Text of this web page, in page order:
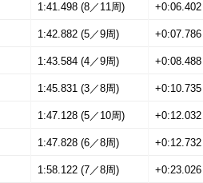
1:41.498 (8／11周) +0:06.402
1:42.882 (5／9周) +0:07.786
1:43.584 (4／9周) +0:08.488
1:45.831 (3／8周) +0:10.735
1:47.128 (5／10周) +0:12.032
1:47.828 (6／8周) +0:12.732
1:58.122 (7／8周) +0:23.026